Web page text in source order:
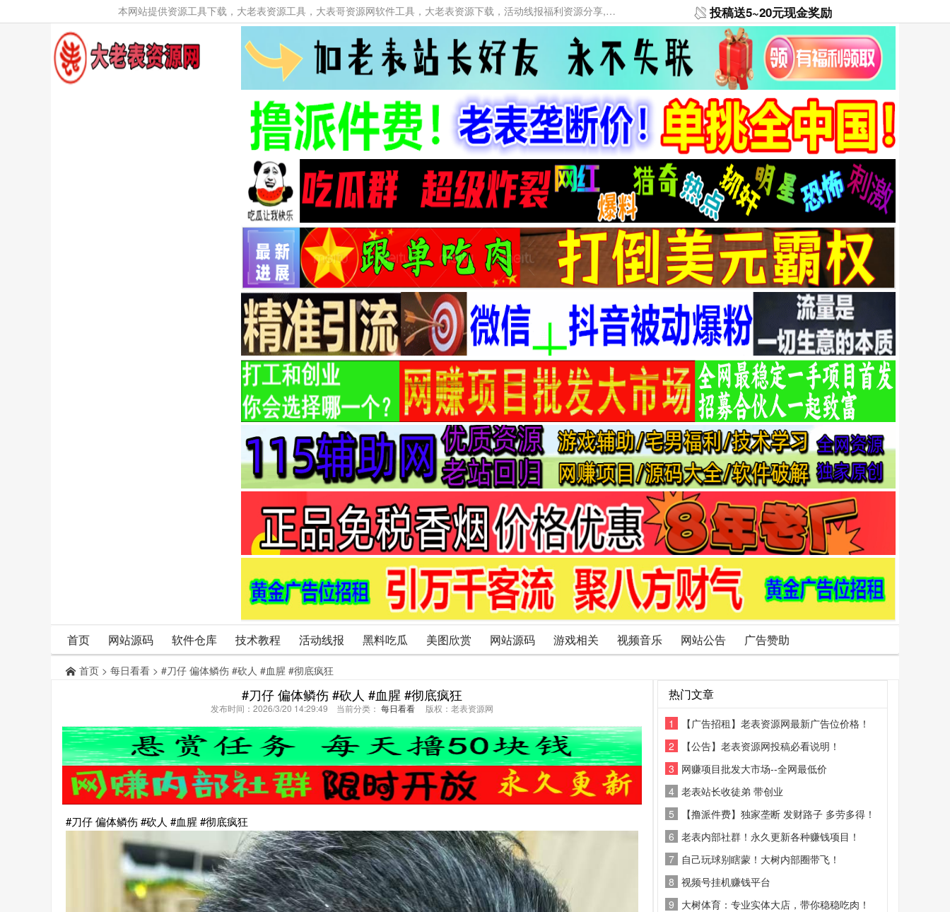
本网站提供资源工具下载，大老表资源工具，大表哥资源网软件工具，大老表资源下载，活动线报福利资源分享,活动线报，大型网游经典游戏，网络热门技术游戏辅助交流与分享。 投稿送5~20元现金奖励
首页 网站源码 软件仓库 技术教程 活动线报 黑料吃瓜 美图欣赏 网站源码 游戏相关 视频音乐 网站公告 广告赞助
首页 > 每日看看 > #刀仔 偏体鳞伤 #砍人 #血腥 #彻底疯狂
#刀仔 偏体鳞伤 #砍人 #血腥 #彻底疯狂
发布时间：2026/3/20 14:29:49 当前分类： 每日看看 版权：老表资源网
#刀仔 偏体鳞伤 #砍人 #血腥 #彻底疯狂
热门文章
1
【广告招租】老表资源网最新广告位价格！
2
【公告】老表资源网投稿必看说明！
3 网赚项目批发大市场--全网最低价
4 老表站长收徒弟 带创业
5
【撸派件费】独家垄断 发财路子 多劳多得！
6 老表内部社群！永久更新各种赚钱项目！
7 自己玩球别瞎蒙！大树内部圈带飞！
8 视频号挂机赚钱平台
9 大树体育：专业实体大店，带你稳稳吃肉！